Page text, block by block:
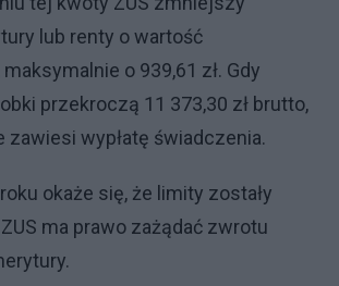
lub renty o wartość
o 939,61 zł. Gdy
przekroczą 11 373,30 zł brutto,
zawiesi wypłatę świadczenia.
okaże się, że limity zostały
ma prawo zażądać zwrotu